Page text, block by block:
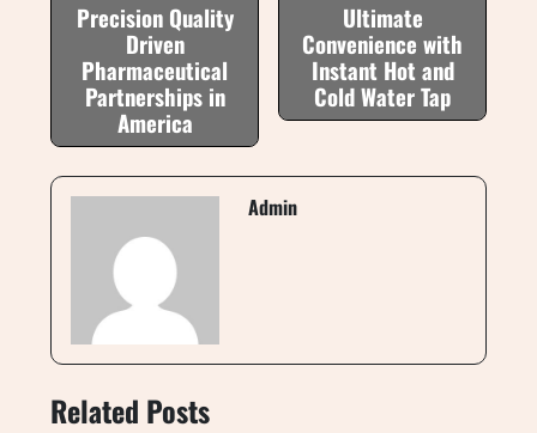
Precision Quality
Driven
Pharmaceutical
Partnerships in
America
Ultimate
Convenience with
Instant Hot and
Cold Water Tap
Admin
Related Posts